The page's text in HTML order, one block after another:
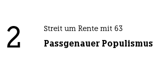
2 Streit um Rente mit 63
Passgenauer Populismus